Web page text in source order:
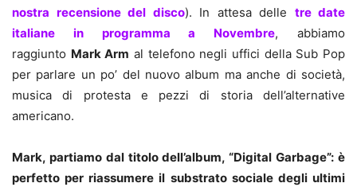
nostra recensione del disco). In attesa delle tre date
italiane in programma a Novembre, abbiamo
raggiunto Mark Arm al telefono negli uffici della Sub Pop
per parlare un po’ del nuovo album ma anche di società,
musica di protesta e pezzi di storia dell’alternative
americano.
Mark, partiamo dal titolo dell’album, “Digital Garbage”: è
perfetto per riassumere il substrato sociale degli ultimi